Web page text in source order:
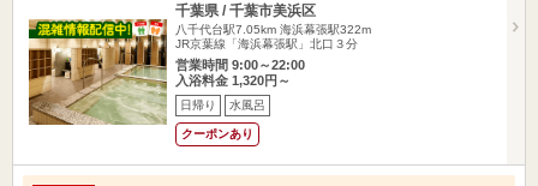
千葉県 / 千葉市美浜区
八千代台駅7.05km 海浜幕張駅322m
JR京葉線「海浜幕張駅」北口３分
営業時間 9:00～22:00
入浴料金 1,320円～
日帰り 水風呂
クーポンあり